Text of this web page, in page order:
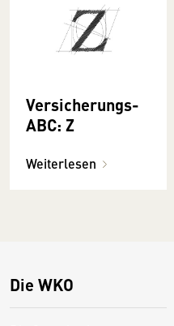
Versicherungs-
ABC: Z
Weiterlesen
Die WKO